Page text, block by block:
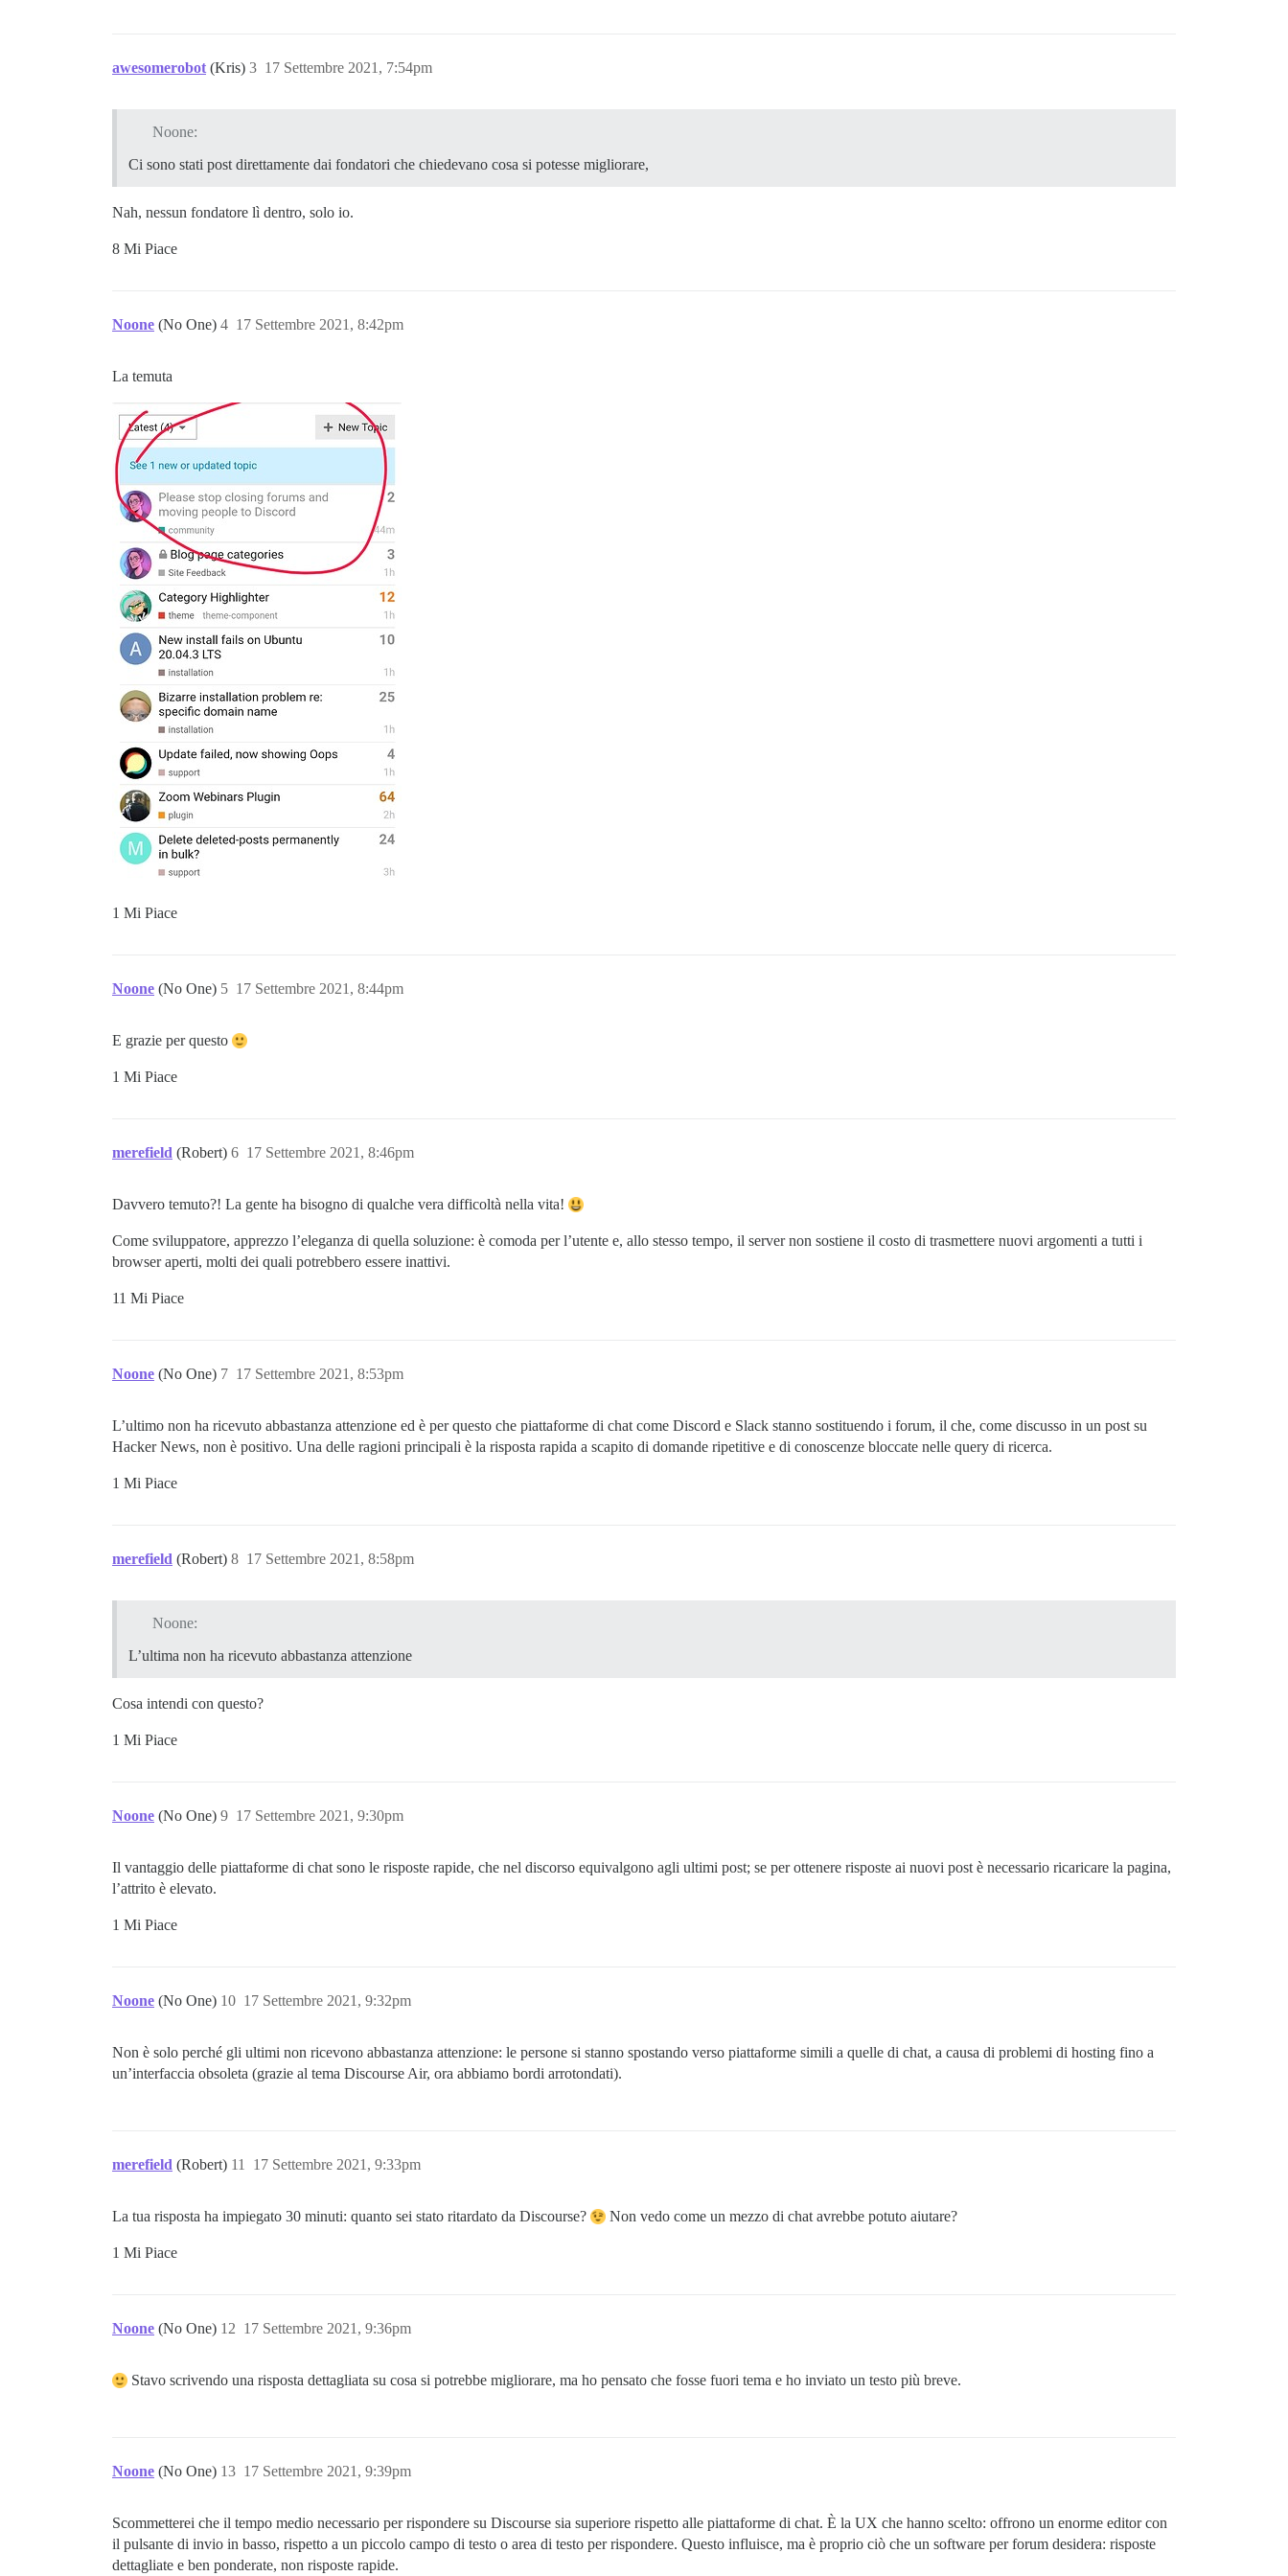
awesomerobot (Kris) 17 Settembre 2021, 7:54pm
3
Noone:
Ci sono stati post direttamente dai fondatori che chiedevano cosa si potesse migliorare,
Nah, nessun fondatore lì dentro, solo io.
8 Mi Piace
Noone (No One) 17 Settembre 2021, 8:42pm
4
La temuta
1 Mi Piace
Noone (No One) 17 Settembre 2021, 8:44pm
5
E grazie per questo
1 Mi Piace
merefield (Robert) 17 Settembre 2021, 8:46pm
6
Davvero temuto?! La gente ha bisogno di qualche vera difficoltà nella vita!
Come sviluppatore, apprezzo l’eleganza di quella soluzione: è comoda per l’utente e, allo stesso tempo, il server non sostiene il costo di trasmettere nuovi argomenti a tutti i
browser aperti, molti dei quali potrebbero essere inattivi.
11 Mi Piace
Noone (No One) 17 Settembre 2021, 8:53pm
7
L’ultimo non ha ricevuto abbastanza attenzione ed è per questo che piattaforme di chat come Discord e Slack stanno sostituendo i forum, il che, come discusso in un post su
Hacker News, non è positivo. Una delle ragioni principali è la risposta rapida a scapito di domande ripetitive e di conoscenze bloccate nelle query di ricerca.
1 Mi Piace
merefield (Robert) 17 Settembre 2021, 8:58pm
8
Noone:
L’ultima non ha ricevuto abbastanza attenzione
Cosa intendi con questo?
1 Mi Piace
Noone (No One) 17 Settembre 2021, 9:30pm
9
Il vantaggio delle piattaforme di chat sono le risposte rapide, che nel discorso equivalgono agli ultimi post; se per ottenere risposte ai nuovi post è necessario ricaricare la pagina,
l’attrito è elevato.
1 Mi Piace
Noone (No One) 17 Settembre 2021, 9:32pm
10
Non è solo perché gli ultimi non ricevono abbastanza attenzione: le persone si stanno spostando verso piattaforme simili a quelle di chat, a causa di problemi di hosting fino a
un’interfaccia obsoleta (grazie al tema Discourse Air, ora abbiamo bordi arrotondati).
merefield (Robert) 17 Settembre 2021, 9:33pm
11
La tua risposta ha impiegato 30 minuti: quanto sei stato ritardato da Discourse? Non vedo come un mezzo di chat avrebbe potuto aiutare?
1 Mi Piace
Noone (No One) 17 Settembre 2021, 9:36pm
12
Stavo scrivendo una risposta dettagliata su cosa si potrebbe migliorare, ma ho pensato che fosse fuori tema e ho inviato un testo più breve.
Noone (No One) 17 Settembre 2021, 9:39pm
13
Scommetterei che il tempo medio necessario per rispondere su Discourse sia superiore rispetto alle piattaforme di chat. È la UX che hanno scelto: offrono un enorme editor con
il pulsante di invio in basso, rispetto a un piccolo campo di testo o area di testo per rispondere. Questo influisce, ma è proprio ciò che un software per forum desidera: risposte
dettagliate e ben ponderate, non risposte rapide.